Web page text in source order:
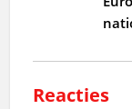
Reacties